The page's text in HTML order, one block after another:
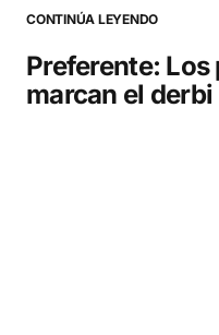
navegador
CONTINÚA LEYENDO
Preferente: Los
marcan el derbi